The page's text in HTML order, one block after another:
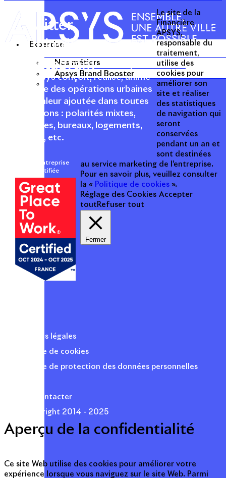
Expertise
Nos métiers
Apsys Brand Booster
Acteur passionné de la ville depuis
1996, Apsys conçoit, réalise, anime
et valorise des opérations urbaines
à forte valeur ajoutée dans toutes
les fonctions : polarités mixtes,
commerces, bureaux, logements,
hôtellerie, etc.
Une entreprise
certifiée
Mentions légales
Politique de cookies
Politique de protection des données personnelles
Nous contacter
© Copyright 2014 - 2025
Twitter
Linkedin
Instagram
Le site de la
Financière
APSYS,
responsable du
traitement,
utilise des
cookies pour
améliorer son
site et réaliser
des statistiques
de navigation qui
seront
conservées
pendant un an et
sont destinées
au service marketing de l’entreprise.
Pour en savoir plus, veuillez consulter
la « Politique de cookies ».
Réglage des Cookies Accepter
tout Refuser tout
Fermer
Aperçu de la confidentialité
Ce site Web utilise des cookies pour améliorer votre
expérience lorsque vous naviguez sur le site Web. Parmi